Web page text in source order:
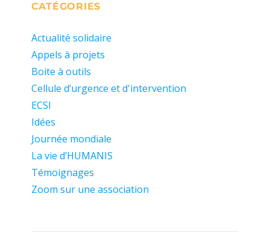
CATÉGORIES
Actualité solidaire
Appels à projets
Boite à outils
Cellule d’urgence et d'intervention
ECSI
Idées
Journée mondiale
La vie d’HUMANIS
Témoignages
Zoom sur une association